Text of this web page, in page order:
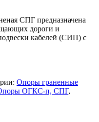
СПГ предназначена
дороги и
кабелей (СИП) с
Опоры граненные
ОГКС-п, СПГ,